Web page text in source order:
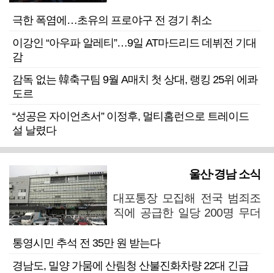
극한 폭염에…초유의 프로야구 전 경기 취소
이강인 “아우파 알레티”…9일 AT마드리드 데뷔전 기대
감
감독 없는 韓축구팀 9월 A매치 첫 상대, 랭킹 25위 에콰
도르
“성공은 자이언츠서” 이정후, 멀티홈런으로 트레이드
설 날렸다
울산·경남 소식
대포통장 모집해 전국 범죄조
직에 공급한 일당 200명 무더
통영시민 추석 전 35만 원 받는다
경남도, 밀양 가뭄에 산림청 산불진화차량 22대 긴급